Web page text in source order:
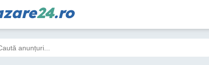
24.ro
Filtre 3 Toate
5